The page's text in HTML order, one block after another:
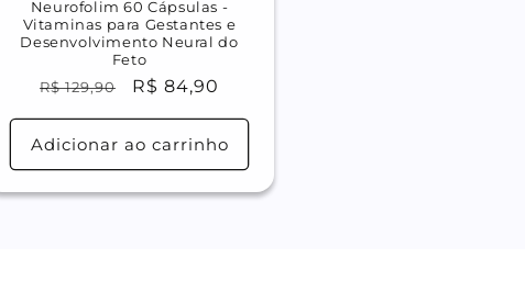
Neurofolim 60 Cápsulas -
Vitaminas para Gestantes e
Desenvolvimento Neural do
Feto
Preço
normal
R$ 129,90
Preço
promocional
R$ 84,90
Adicionar ao carrinho